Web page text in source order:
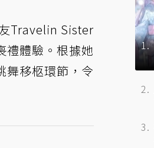
Travelin Sister
禮體驗。根據她
舞移柩環節，令